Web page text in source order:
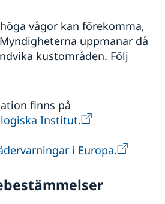
vågor kan förekomma,
uppmanar då
kustområden. Följ
finns på
Institut.
i Europa.